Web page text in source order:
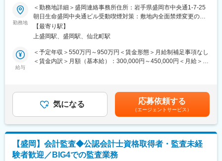
■当社について：
2023年2月に設立された楽天グループ100％出資の新会社で、企
画、立ち上げ、コンサルティング、オペレーション管理、システ
変更の範囲：会社の定める業務
サービス知識・業務の流れなど基礎から学べ、楽天グループ共通
のeラーニングでビジネススキルの習得も可能。未経験でも安心し
てスタートできる環境です。
■このポジションの魅力：
◇未経験でも成長しやすいシンプルなオペレーション
料金体系が他キャリアよりシンプル覚えやすく、提案力を磨きや
後発キャリアだからこそ柔軟で風通しがよく、改善提案や企画が
店舗運営に活かされやすい文化があります。
スタッフ（R CREW）から店長を経てRSV（スーパーバイザー）
へステップアップが可能です。RSV経験後はマネジメントや本部
への異動の道もあり、長期的にキャリア形成ができます。まずは
入社後1年で店長昇格を目指していただきます。
公共（官公庁・公的機関等）・地方自治体および民間企業に対す
るコンサルティングサービスを提供しています。
クライアントは、中央省庁・公的機関・県庁・市役所・町役場、
各県の大企業・中堅・中小企業（規模・業種幅広く）となってお
り、以下のような案件を取扱っています。
【（1）公共（官公庁・公的機関等）・地方自治体を対象としたコ
スタートアップ企業の創出・成長支援やプラットフォーム構築運
営、企業や行政のデジタル化・DX推進サポート等産業振興領域の
案件が拡大しており、多岐にわたるコンサルティング業務のテー
■中小企業・スタートアップ成長支援
■企業/行政/まちづくり等に係るデジタル化・DX施策
■大学や自治体、企業等に対する官民連携事業
勤務地
＜勤務地詳細＞盛岡連絡事務所住所：岩手県盛岡市中央通1-7-25
朝日生命盛岡中央通ビル受動喫煙対策：敷地内全面禁煙変更の範
囲：会社の定める事業所（リモートワーク含む）
【最寄り駅】
上盛岡駅、盛岡駅、仙北町駅
給与
＜予定年収＞550万円～950万円＜賃金形態＞月給制補足事項なし
＜賃金内訳＞月額（基本給）：300,000円～450,000円＜月給＞
賃金はあくまでも目安の金額であり、選考を通じて上下する可能
性があります。月給(月額)は固定手当を含めた表記です。
気になる 応募依頼する
（エージェントサービス）
【盛岡】会計監査◆公認会計士資格取得者・監査未経
験者歓迎／BIG4での監査業務